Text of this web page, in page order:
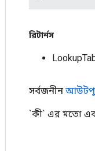
রিটার্নস
সর্বজনীন
`কী` এর মতো